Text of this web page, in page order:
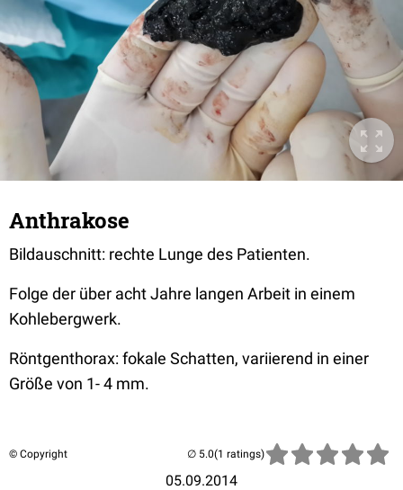
Anthrakose
Bildauschnitt: rechte Lunge des Patienten.
Folge der über acht Jahre langen Arbeit in einem
Kohlebergwerk.
Röntgenthorax: fokale Schatten, variierend in einer
Größe von 1- 4 mm.
© Copyright
05.09.2014
(1 ratings)